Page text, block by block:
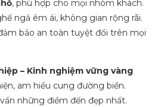
, phù hợp cho mọi nhóm khách.
ngả êm ái, không gian rộng rãi.
bảo an toàn tuyệt đối trên mọi
– Kinh nghiệm vững vàng
am hiểu cung đường biển.
những điểm đến đẹp nhất.